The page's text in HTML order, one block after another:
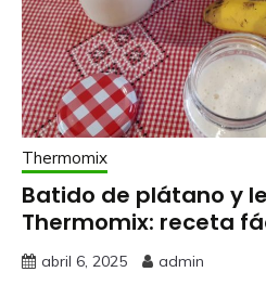
Thermomix
Batido de plátano y
Thermomix: receta
abril 6, 2025 admin